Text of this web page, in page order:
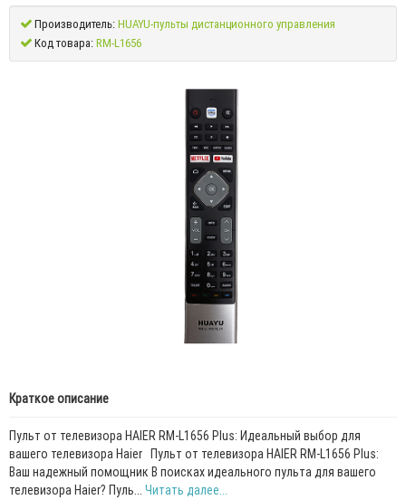
Производитель:HUAYU-пульты дистанционного управления
Код товара:RM-L1656
Краткое описание
Пульт от телевизора HAIER RM-L1656 Plus: Идеальный выбор для
вашего телевизора Haier Пульт от телевизора HAIER RM-L1656 Plus:
Ваш надежный помощник В поисках идеального пульта для вашего
телевизора Haier? Пуль... Читать далее...